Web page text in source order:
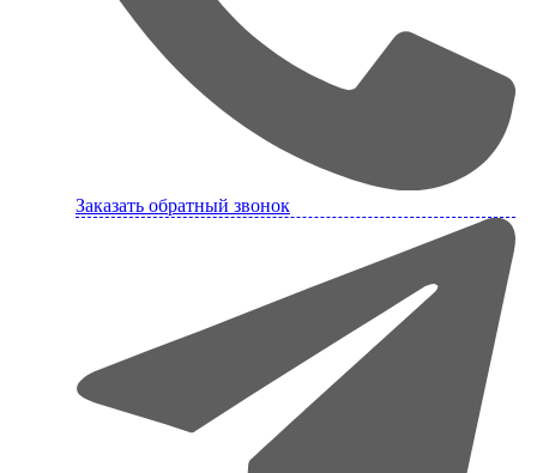
Заказать обратный звонок